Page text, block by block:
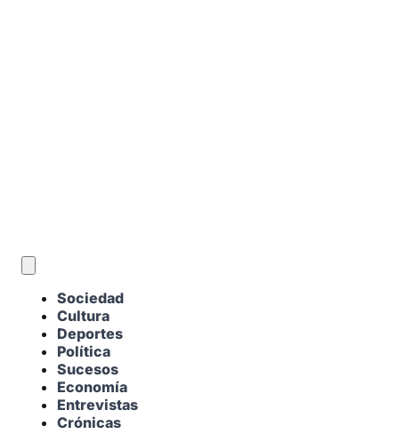
Sociedad
Cultura
Deportes
Política
Sucesos
Economía
Entrevistas
Crónicas